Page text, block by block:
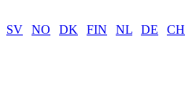
SV NO DK FIN NL DE CH